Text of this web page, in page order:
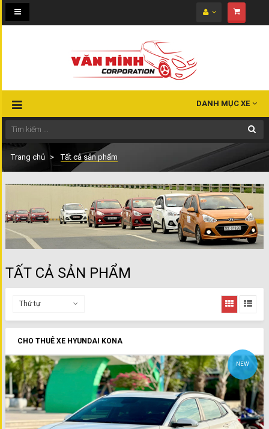
Toggle
navigation
DANH MỤC XE
Trang chủ Tất cả sản phẩm
TẤT CẢ SẢN PHẨM
Thứ tự
CHO THUÊ XE HYUNDAI KONA
NEW